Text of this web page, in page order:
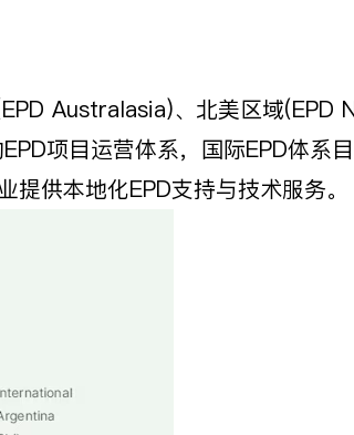
Australasia)、北美区域
项目运营体系，国际EPD体系
供本地化EPD支持与技术服务。